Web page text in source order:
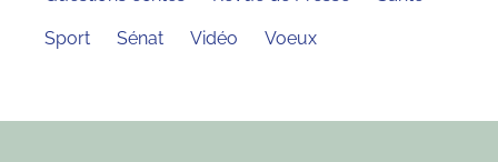
Sport Sénat Vidéo Voeux